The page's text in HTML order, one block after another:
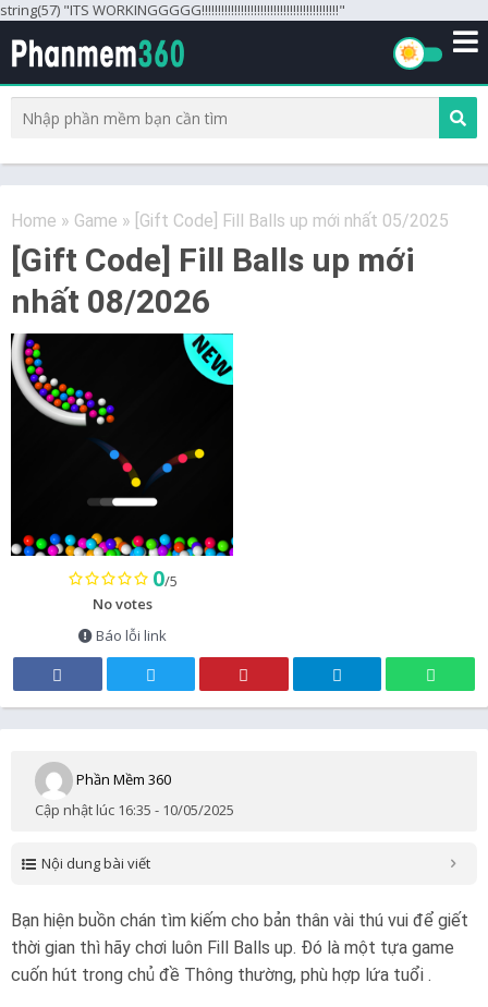
string(57) "ITS WORKINGGGGG!!!!!!!!!!!!!!!!!!!!!!!!!!!!!!!!!!!!!!!!!!"
Home » Game » [Gift Code] Fill Balls up mới nhất 05/2025
[Gift Code] Fill Balls up mới
nhất 08/2026
0/5
No votes
Báo lỗi link
Phần Mềm 360
Cập nhật lúc 16:35 - 10/05/2025
Nội dung bài viết
Bạn hiện buồn chán tìm kiếm cho bản thân vài thú vui để giết
thời gian thì hãy chơi luôn Fill Balls up. Đó là một tựa game
cuốn hút trong chủ đề Thông thường, phù hợp lứa tuổi .